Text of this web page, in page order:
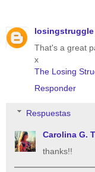
losingstruggle
That's a great
x
The Losing
Responder
Respuestas
Carolina G.
thanks!!